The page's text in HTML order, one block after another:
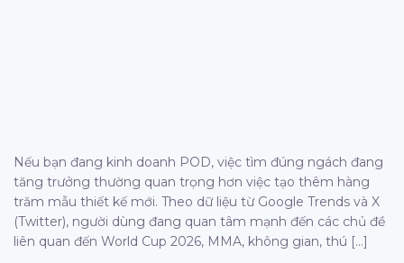
Nếu bạn đang kinh doanh POD, việc tìm đúng ngách đang
tăng trưởng thường quan trọng hơn việc tạo thêm hàng
trăm mẫu thiết kế mới. Theo dữ liệu từ Google Trends và X
(Twitter), người dùng đang quan tâm mạnh đến các chủ đề
liên quan đến World Cup 2026, MMA, không gian, thú […]